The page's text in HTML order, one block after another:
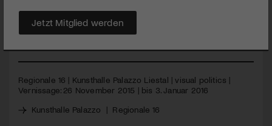
Regionale 16, die das Kunstschaffen in Basel und Umgebung
zeigen.
Regionale 16 | Kunsthalle Palazzo Liestal | visual politics |
Vernissage: 26 November 2015 | bis 3. Januar 2016
Kunsthalle Palazzo | Regionale 16
Jetzt Mitglied werden